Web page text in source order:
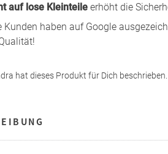
auf lose Kleinteile erhöht die
Kunden haben auf Google
hat dieses Produkt für Dich beschrieben.